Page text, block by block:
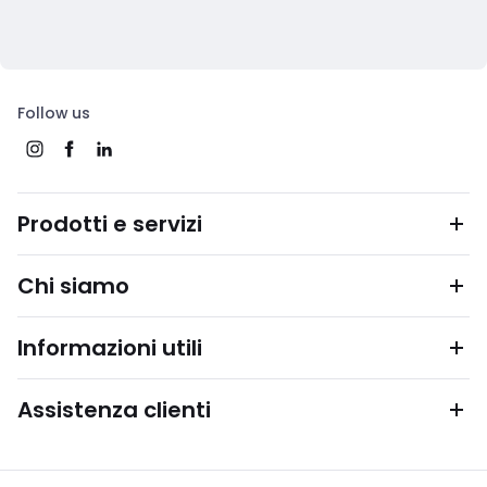
Follow us
Prodotti e servizi
Chi siamo
Informazioni utili
Assistenza clienti